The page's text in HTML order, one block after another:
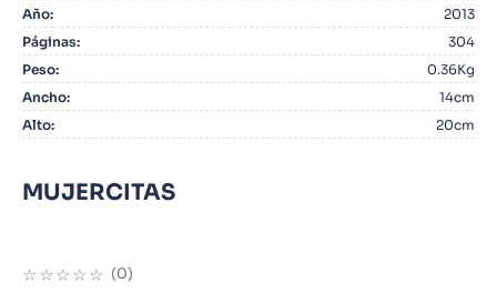
Año:
2013
Páginas:
304
Peso:
0.36Kg
Ancho:
14cm
Alto: 20cm
MUJERCITAS
☆☆☆☆☆ (0)
3.
4. Odisea
5. Manga
6.
8. Noches Blancas
10. Infantil